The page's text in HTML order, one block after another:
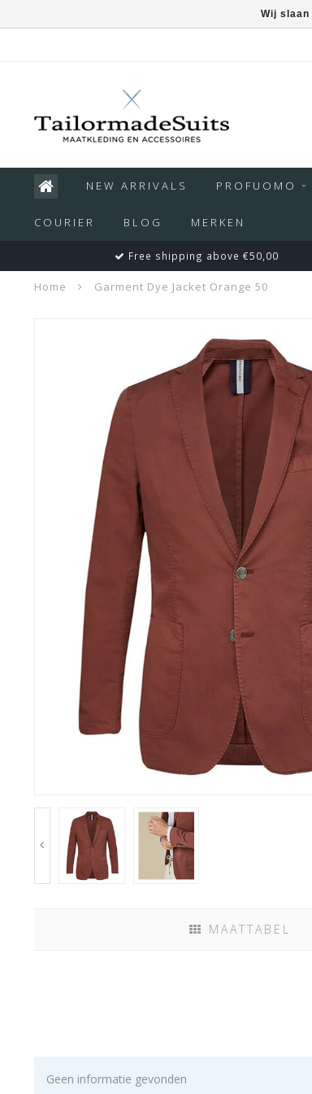
NEW ARRIVALS PROFUOMO
COURIER BLOG MERKEN
Free shipping above €50,00
Home Garment Dye Jacket Orange 50
MAATTABEL
Geen informatie gevonden
Wij